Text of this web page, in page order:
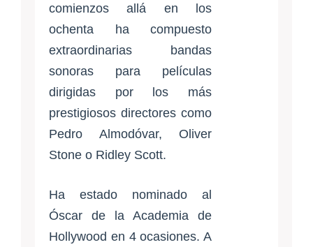
comienzos allá en los
ochenta ha compuesto
extraordinarias bandas
sonoras para películas
dirigidas por los más
prestigiosos directores como
Pedro Almodóvar, Oliver
Stone o Ridley Scott.
Ha estado nominado al
Óscar de la Academia de
Hollywood en 4 ocasiones. A